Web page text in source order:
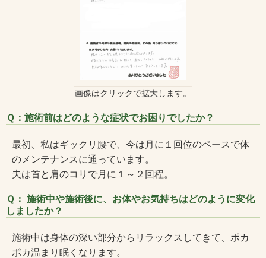
画像はクリックで拡大します。
Ｑ：施術前はどのような症状でお困りでしたか？
最初、私はギックリ腰で、今は月に１回位のペースで体
のメンテナンスに通っています。
夫は首と肩のコリで月に１～２回程。
Ｑ： 施術中や施術後に、お体やお気持ちはどのように変化
しましたか？
施術中は身体の深い部分からリラックスしてきて、ポカ
ポカ温まり眠くなります。